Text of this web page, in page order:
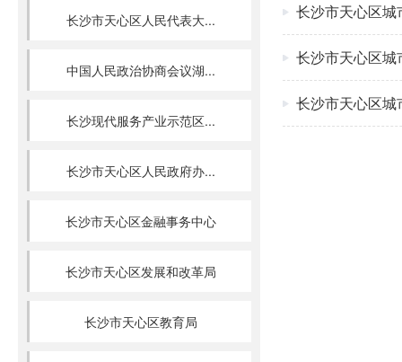
长沙市天心区人民代表大...
中国人民政治协商会议湖...
长沙现代服务产业示范区...
长沙市天心区人民政府办...
长沙市天心区金融事务中心
长沙市天心区发展和改革局
长沙市天心区教育局
长沙市天心区
长沙市天心区
长沙市天心区